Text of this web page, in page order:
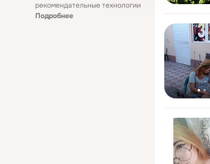
рекомендательные технологии
Подробнее